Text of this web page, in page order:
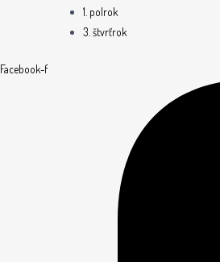
1. polrok
3. štvrťrok
Facebook-f